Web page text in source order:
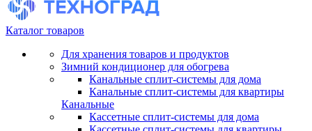
Каталог товаров
Для хранения товаров и продуктов
Зимний кондиционер для обогрева
Канальные сплит-системы для дома
Канальные сплит-системы для квартиры
Канальные
Кассетные сплит-системы для дома